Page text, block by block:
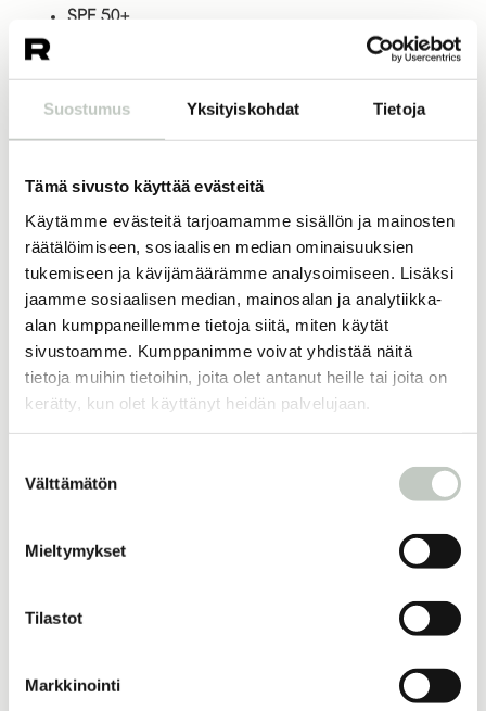
Suostumus Yksityiskohdat Tietoja
Tämä sivusto käyttää evästeitä
Käytämme evästeitä tarjoamamme sisällön ja mainosten
räätälöimiseen, sosiaalisen median ominaisuuksien
tukemiseen ja kävijämäärämme analysoimiseen. Lisäksi
jaamme sosiaalisen median, mainosalan ja analytiikka-
alan kumppaneillemme tietoja siitä, miten käytät
sivustoamme. Kumppanimme voivat yhdistää näitä
tietoja muihin tietoihin, joita olet antanut heille tai joita on
kerätty, kun olet käyttänyt heidän palvelujaan.
valinta
Välttämätön
Mieltymykset
Tilastot
Markkinointi
SPF 50+
Valmistettu eettisesti Euroopassa (Liettua)
Jos olet epävarma oikeasta koosta, voit tutustua Moonahin
koko-oppaaseentäältä!
89,00€ 45,00€
koko
Lisää ostoskoriin
Joogatuotteet
joogaa raskausaikaan – ihme